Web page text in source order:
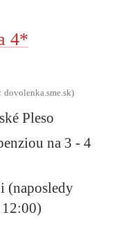
4*
Pleso
na 3 - 4
(naposledy